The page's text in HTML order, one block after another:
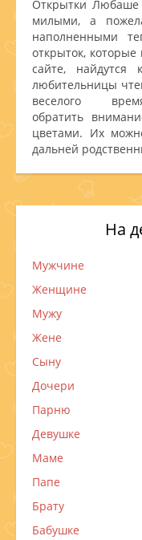
На
Мужчине
Женщине
Мужу
Жене
Сыну
Дочери
Парню
Девушке
Маме
Папе
Брату
Бабушке
Открытки
милыми, а
наполненными
открыток,
сайте, найдутся
любительницы
веселого
обратить
цветами. Их
дальней